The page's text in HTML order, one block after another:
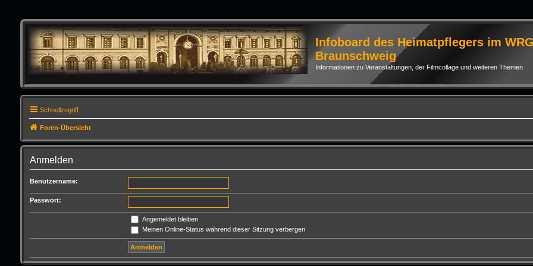
Infoboard des Heimatpflegers im WRG
Braunschweig
Informationen zu Veranstaltungen, der Filmcollage und weiteren Themen
Schnellzugriff
Foren-Übersicht
Anmelden
Benutzername:
Passwort:
Angemeldet bleiben
Meinen Online-Status während dieser Sitzung verbergen